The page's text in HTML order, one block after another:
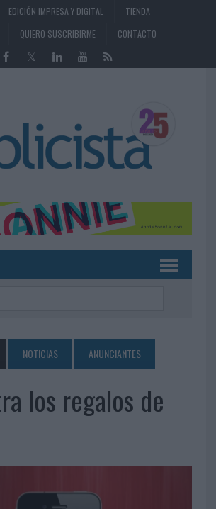
EDICIÓN IMPRESA Y DIGITAL
TIENDA
QUIERO SUSCRIBIRME CONTACTO
NOTICIAS ANUNCIANTES
los regalos de